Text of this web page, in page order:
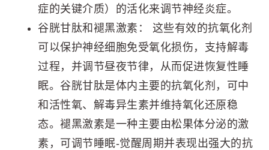
症的关键介质）的活化来调节神经炎症。
谷胱甘肽和褪黑激素： 这些有效的抗氧化剂
可以保护神经细胞免受氧化损伤，支持解毒
过程，并调节昼夜节律，从而促进恢复性睡
眠。谷胱甘肽是体内主要的抗氧化剂，可中
和活性氧、解毒异生素并维持氧化还原稳
态。褪黑激素是一种主要由松果体分泌的激
素，可调节睡眠-觉醒周期并表现出强大的抗